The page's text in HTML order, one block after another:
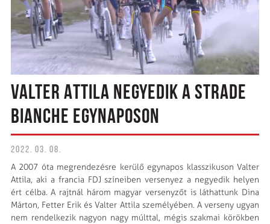
VALTER ATTILA NEGYEDIK A STRADE
BIANCHE EGYNAPOSON
2022. 03. 08.
A 2007 óta megrendezésre kerülő egynapos klasszikuson Valter
Attila, aki a francia FDJ színeiben versenyez a negyedik helyen
ért célba. A rajtnál három magyar versenyzőt is láthattunk Dina
Márton, Fetter Erik és Valter Attila személyében. A verseny ugyan
nem rendelkezik nagyon nagy múlttal, mégis szakmai körökben